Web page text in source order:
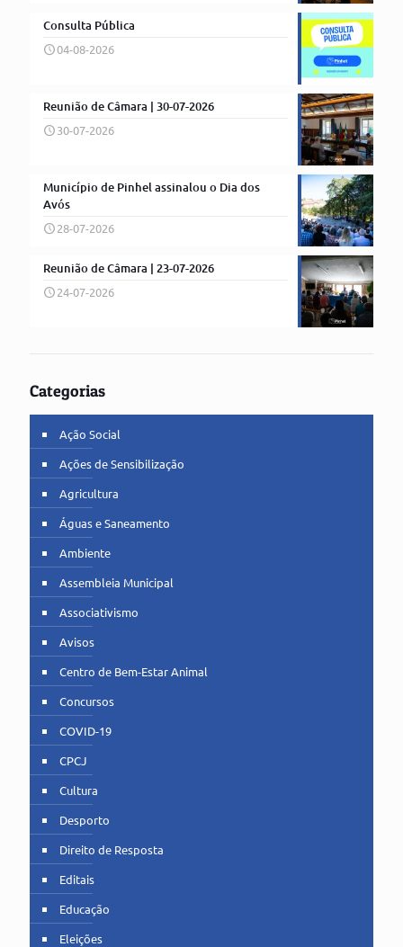
Consulta Pública
04-08-2026
Reunião de Câmara | 30-07-2026
30-07-2026
Município de Pinhel assinalou o Dia dos
Avós
28-07-2026
Reunião de Câmara | 23-07-2026
24-07-2026
Categorias
Ação Social
Ações de Sensibilização
Agricultura
Águas e Saneamento
Ambiente
Assembleia Municipal
Associativismo
Avisos
Centro de Bem-Estar Animal
Concursos
COVID-19
CPCJ
Cultura
Desporto
Direito de Resposta
Editais
Educação
Eleições